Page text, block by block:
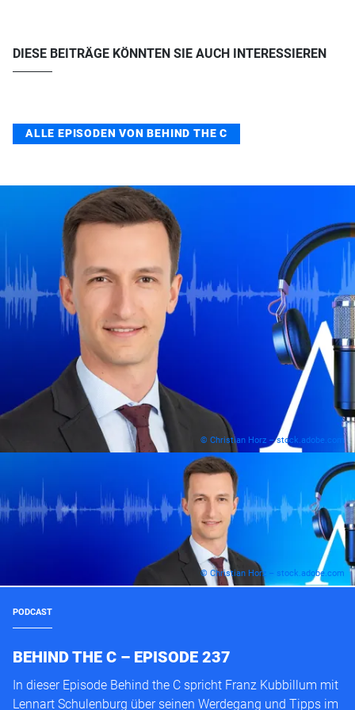
DIESE BEITRÄGE KÖNNTEN SIE AUCH INTERESSIEREN
ALLE EPISODEN VON BEHIND THE C
© Christian Horz – stock.adobe.com
© Christian Horz – stock.adobe.com
PODCAST
BEHIND THE C – EPISODE 237
In dieser Episode Behind the C spricht Franz Kubbillum mit
Lennart Schulenburg über seinen Werdegang und Tipps im